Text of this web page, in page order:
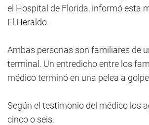
el Hospital de Florida, informó esta
El Heraldo.
Ambas personas son familiares de
terminal. Un entredicho entre los
médico terminó en una pelea a
Según el testimonio del médico los
cinco o seis.